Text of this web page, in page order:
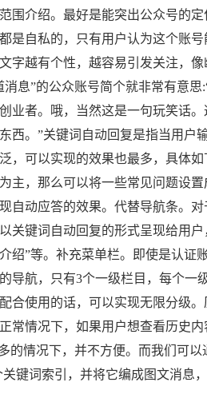
围介绍。最好是能突出公众号的定
是自私的，只有用户认为这个账
字越有个性，越容易引发关注，
息”的公众账号简个就非常有意思
业者。哦，当然这是一句玩笑话
西。”关键词自动回复是指当用户
，可以实现的效果也最多，具体
主，那么可以将一些常见问题设置
自动应答的效果。代替导航条。
关键词自动回复的形式呈现给用户
绍”等。补充菜单栏。即使是认证
导航，只有3个一级栏目，每个一
合使用的话，可以实现无限分级
常情况下，如果用户想查看历史
的情况下，并不方便。而我们可以
键词索引，并将它编成图文消息